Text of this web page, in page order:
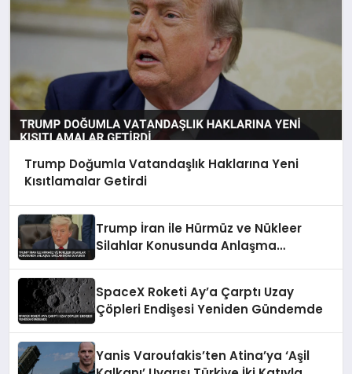
Trump Doğumla Vatandaşlık Haklarına Yeni
Kısıtlamalar Getirdi
Trump İran ile Hürmüz ve Nükleer
Silahlar Konusunda Anlaşma
SpaceX Roketi Ay’a Çarptı Uzay
Çöpleri Endişesi Yeniden Gündemde
Yanis Varoufakis’ten Atina’ya ‘Aşil